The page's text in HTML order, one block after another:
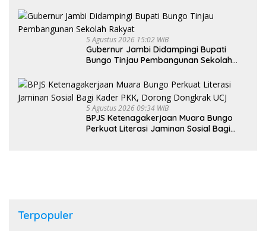
5 Agustus 2026 15:02 WIB
Gubernur Jambi Didampingi Bupati
Bungo Tinjau Pembangunan Sekolah
5 Agustus 2026 09:34 WIB
BPJS Ketenagakerjaan Muara Bungo
Perkuat Literasi Jaminan Sosial Bagi
Terpopuler